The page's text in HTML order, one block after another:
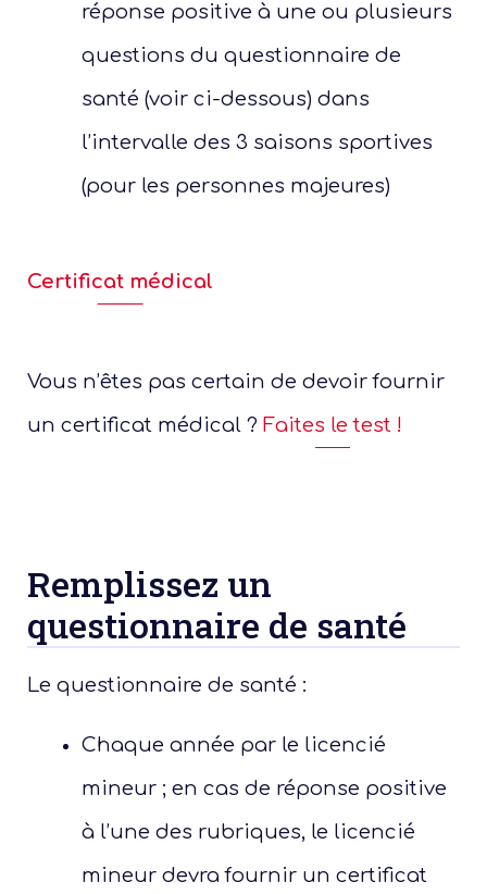
réponse positive à une ou plusieurs
questions du questionnaire de
santé (voir ci-dessous) dans
l’intervalle des 3 saisons sportives
(pour les personnes majeures)
Certificat médical
Vous n’êtes pas certain de devoir fournir
un certificat médical ? Faites le test !
Remplissez un
questionnaire de santé
Le questionnaire de santé :
Chaque année par le licencié
mineur ; en cas de réponse positive
à l’une des rubriques, le licencié
mineur devra fournir un certificat